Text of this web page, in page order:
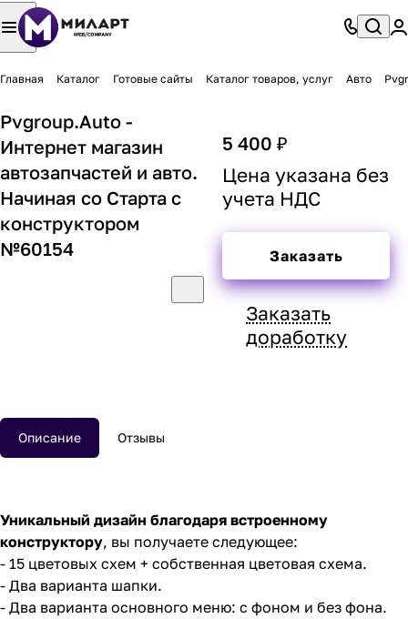
Главная Каталог Готовые сайты Каталог товаров, услуг Авто
Pvgroup.Auto -
Интернет магазин
автозапчастей и авто.
Начиная со Старта с
конструктором
№60154
5 400 ₽
Цена указана без
учета НДС
Заказать
Заказать
доработку
Описание Отзывы
Уникальный дизайн благодаря встроенному
конструктору, вы получаете следующее:
- 15 цветовых схем + собственная цветовая схема.
- Два варианта шапки.
- Два варианта основного меню: с фоном и без фона.